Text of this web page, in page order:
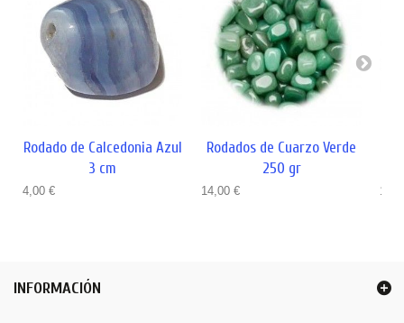
Rodado de Calcedonia Azul
3 cm
4,00 €
Rodados de Cuarzo Verde
250 gr
14,00 €
INFORMACIÓN